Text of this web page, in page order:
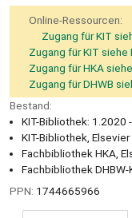
Online-Ressourcen:
Zugang für KIT
Zugang für KIT siehe
Zugang für HKA
Zugang für DHWB
Bestand:
KIT-Bibliothek: 1.2020
KIT-Bibliothek,
Fachbibliothek HKA,
Fachbibliothek DHBW-
PPN: 1744665966